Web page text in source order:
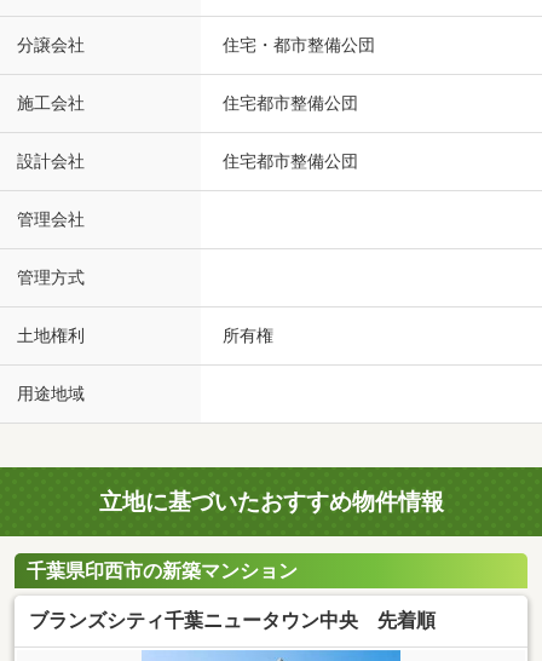
分譲会社 住宅・都市整備公団
施工会社 住宅都市整備公団
設計会社 住宅都市整備公団
管理会社
管理方式
土地権利 所有権
用途地域
立地に基づいたおすすめ物件情報
千葉県印西市の新築マンション
ブランズシティ千葉ニュータウン中央 先着順